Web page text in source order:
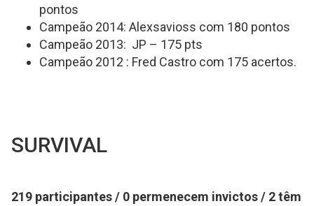
pontos
Campeão 2014: Alexsavioss com 180 pontos
Campeão 2013: JP – 175 pts
Campeão 2012 : Fred Castro com 175 acertos.
SURVIVAL
219 participantes / 0 permenecem invictos / 2 têm